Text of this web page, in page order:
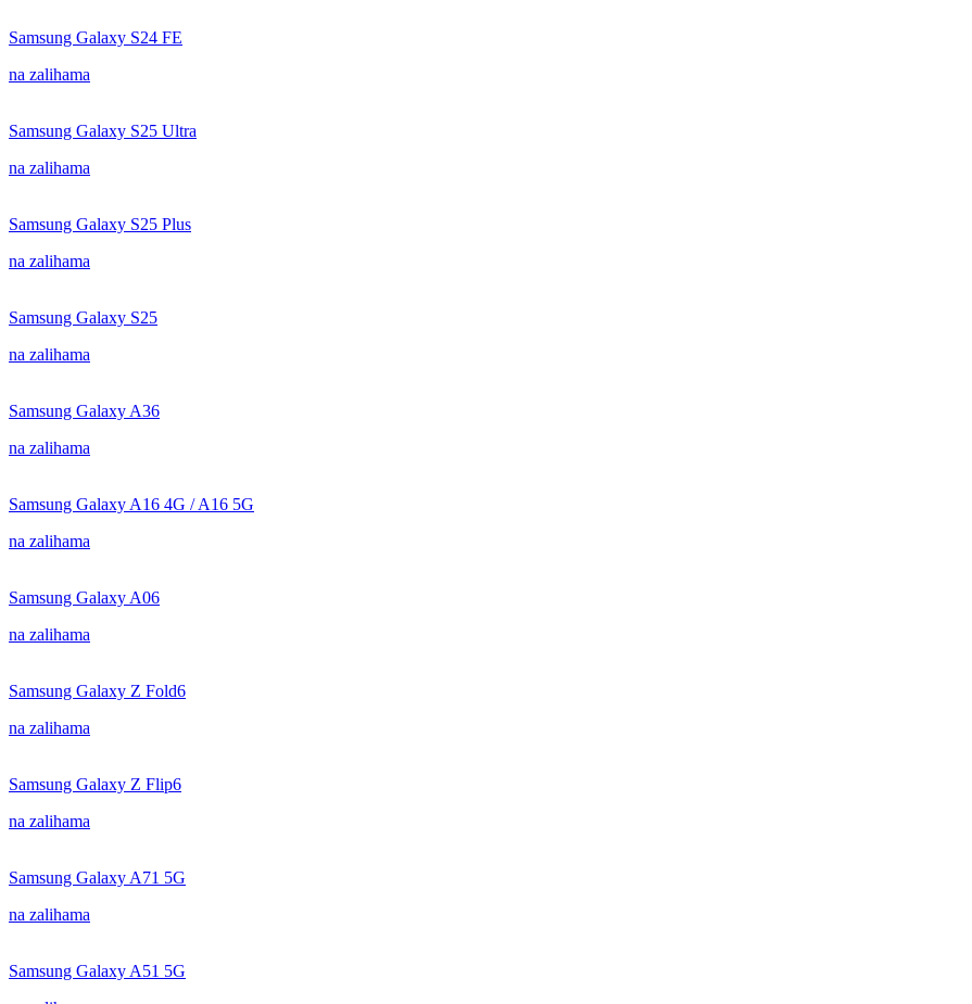
Samsung Galaxy S24 FE
na zalihama
Samsung Galaxy S25 Ultra
na zalihama
Samsung Galaxy S25 Plus
na zalihama
Samsung Galaxy S25
na zalihama
Samsung Galaxy A36
na zalihama
Samsung Galaxy A16 4G / A16 5G
na zalihama
Samsung Galaxy A06
na zalihama
Samsung Galaxy Z Fold6
na zalihama
Samsung Galaxy Z Flip6
na zalihama
Samsung Galaxy A71 5G
na zalihama
Samsung Galaxy A51 5G